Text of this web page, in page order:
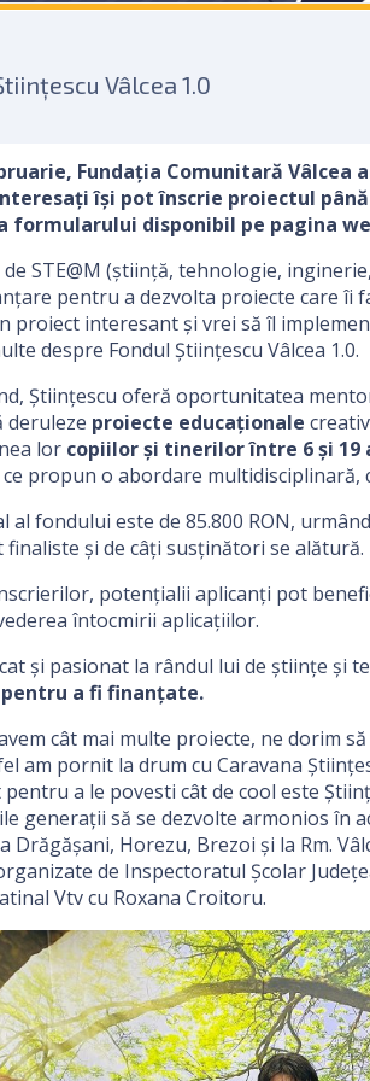
Vâlcea 1.0
Fundaţia Comunitară Vâlcea
îşi pot înscrie proiectul
formularului disponibil pe pagina
STE@M (ştiinţă, tehnologie,
pentru a dezvolta proiecte care îi
proiect interesant şi vrei să îl
despre Fondul Științescu Vâlcea 1.0.
Ştiinţescu oferă oportunitatea
deruleze proiecte educaționale
lor copiilor şi tinerilor între 6 şi 19
propun o abordare
al fondului este de 85.800 RON,
și de câți susținători se alătură.
potenţialii aplicanţi pot
întocmirii aplicaţiilor.
şi pasionat la rândul lui de ştiinţe şi
a fi finanțate.
cât mai multe proiecte, ne dorim
am pornit la drum cu Caravana
a le povesti cât de cool este
generații să se dezvolte armonios în
Drăgășani, Horezu, Brezoi și la Rm.
de Inspectoratul Școlar
Vtv cu Roxana Croitoru.